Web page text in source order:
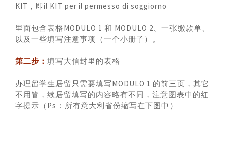
KIT，即il KIT per il permesso di soggiorno
里面包含表格MODULO 1 和 MODULO 2、一张缴款单、
以及一些填写注意事项（一个小册子）。
第二步： 填写大信封里的表格
办理留学生居留只需要填写MODULO 1 的前三页，其它
不用管，续居留填写的内容略有不同，注意图表中的红
字提示（Ps：所有意大利省份缩写在下图中）